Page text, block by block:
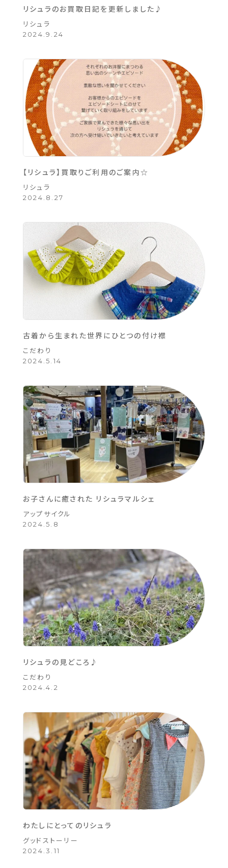
リシュラのお買取日記を更新しました♪
リシュラ
2024.9.24
【リシュラ】買取りご利用のご案内☆
リシュラ
2024.8.27
古着から生まれた世界にひとつの付け襟
こだわり
2024.5.14
お子さんに癒された リシュラマルシェ
アップサイクル
2024.5.8
リシュラの見どころ♪
こだわり
2024.4.2
わたしにとってのリシュラ
グッドストーリー
2024.3.11